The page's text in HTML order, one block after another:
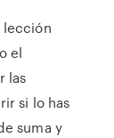
lección
el
las
si lo has
suma y